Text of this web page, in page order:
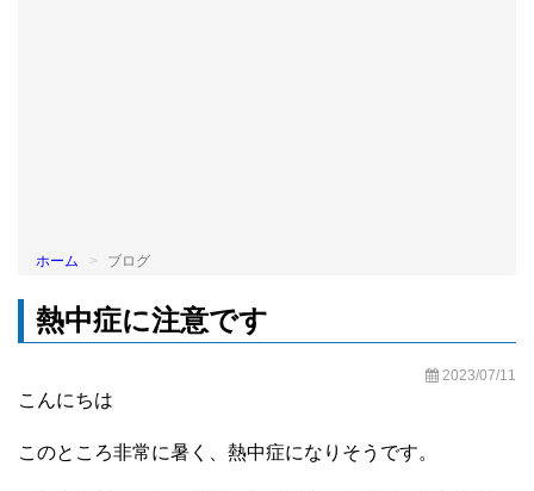
ホーム ブログ
熱中症に注意です
2023/07/11
こんにちは
このところ非常に暑く、熱中症になりそうです。